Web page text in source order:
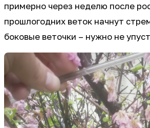
примерно через неделю после
прошлогодних веток начнут
боковые веточки – нужно не